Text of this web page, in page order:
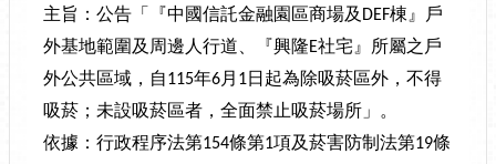
主旨：公告「『中國信託金融園區商場及 DEF棟』戶
外基地範圍及周邊人行道、『興隆E社宅』所屬之戶
外公共區域，自115年6月 1日起為除吸菸區外，不得
吸菸；未設吸菸區者，全面禁止吸菸場所」。
依據：行政程序法第154條第1項及菸害防制法第19條